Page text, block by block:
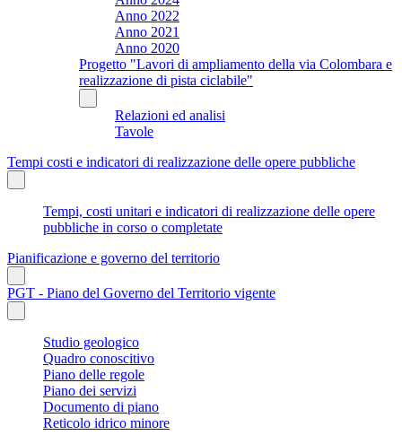
Anno 2022
Anno 2021
Anno 2020
Progetto "Lavori di ampliamento della via Colombara e
realizzazione di pista ciclabile"
Relazioni ed analisi
Tavole
Tempi costi e indicatori di realizzazione delle opere pubbliche
Tempi, costi unitari e indicatori di realizzazione delle opere
pubbliche in corso o completate
Pianificazione e governo del territorio
PGT - Piano del Governo del Territorio vigente
Studio geologico
Quadro conoscitivo
Piano delle regole
Piano dei servizi
Documento di piano
Reticolo idrico minore